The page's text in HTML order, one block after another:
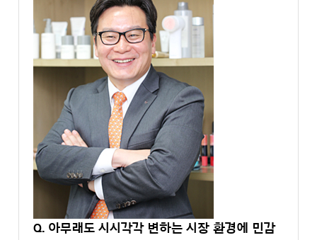
Q. 아무래도 시시각각 변하는 시장 환경에 민감